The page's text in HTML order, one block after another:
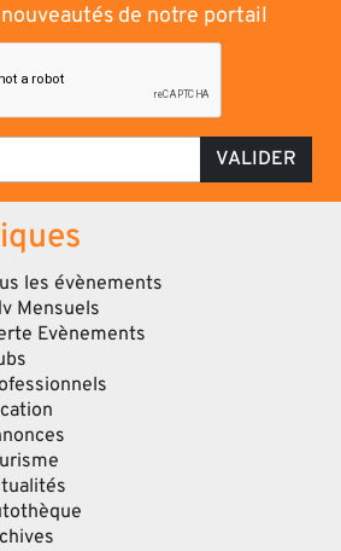
de notre portail
VALIDER
les évènements
Mensuels
Evènements